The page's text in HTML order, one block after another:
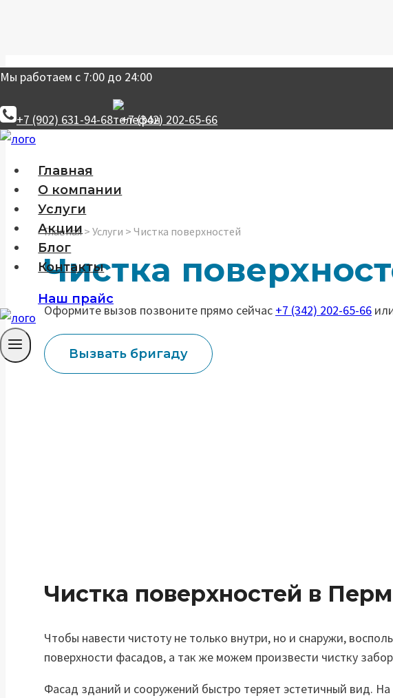
Перейти
к
содержанию
Мы работаем с 7:00 до 24:00
+7 (902) 631-94-68 +7 (342) 202-65-66
Главная
О компании
Услуги
Акции
Блог
Контакты
Наш прайс
Главная> Услуги > Чистка поверхностей
Чистка
Оформите вызов позвоните прямо сейчас +7 (342) 202-65-66
Вызвать бригаду
Чистка поверхностей в
Чтобы навести чистоту не только внутри, но и снаружи,
поверхности фасадов, а так же можем произвести чистку
Фасад зданий и сооружений быстро теряет эстетичный вид.